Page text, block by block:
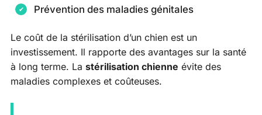
Prévention des maladies génitales
Le coût de la stérilisation d’un chien est un
investissement. Il rapporte des avantages sur la santé
à long terme. La stérilisation chienne évite des
maladies complexes et coûteuses.